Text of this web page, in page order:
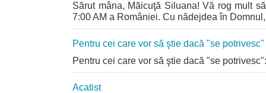
Sărut mâna, Măicuţă Siluana! Vă rog mult
7:00 AM a României. Cu nădejdea în
Pentru cei care vor să ştie dacă "se potrivesc"
Pentru cei care vor să ştie dacă "se
Acatist